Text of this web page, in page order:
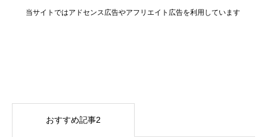
当サイトではアドセンス広告やアフリエイト広告を利用しています
おすすめ記事2